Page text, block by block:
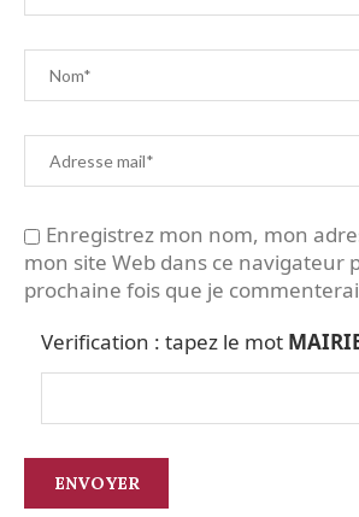
Enregistrez mon nom, mon
mon site Web dans ce navigateur
prochaine fois que je
Verification : tapez le mot